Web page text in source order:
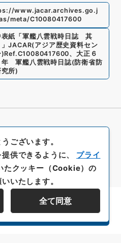
www.jacar.archives.go.j
meta/C10080417600
表紙「軍艦八雲戦時日誌 其
」JACAR(アジア歴史資料セン
)Ref.C10080417600、大正６
年 軍艦八雲戦時日誌(防衛省防
所)
層を表示する
ございます。
供できるように、 プライ
たクッキー（Cookie）の
いたします。
全て同意